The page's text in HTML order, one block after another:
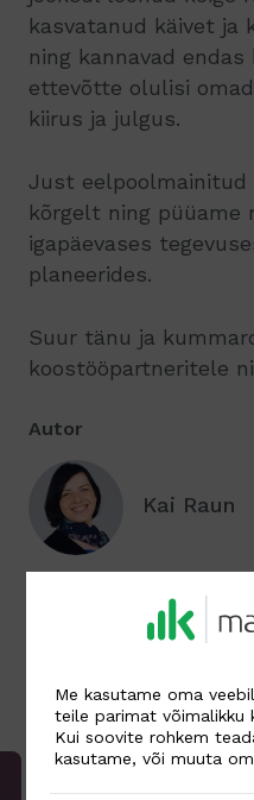
kasvatanud käivet ja
ning kannavad endas
ettevõtte olulisi
kiirus ja julgus.
Just eelpoolmainitud
kõrgelt ning püüame
igapäevases
planeerides.
Suur tänu ja
koostööpartneritele
Autor
Kai Raun
Tagasi kõigi
Seotud
Me kasutame oma
teile parimat võimalikku
Kui soovite rohkem
kasutame, või muuta